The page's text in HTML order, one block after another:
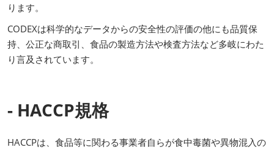
ります。
CODEXは科学的なデータからの安全性の評価の他にも品質保
持、公正な商取引、食品の製造方法や検査方法など多岐にわた
り言及されています。
- HACCP規格
HACCPは、食品等に関わる事業者自らが食中毒菌や異物混入の